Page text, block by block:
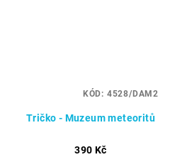
Tričko - Muzeum meteoritů
390 Kč
KÓD: 4528/DAM2